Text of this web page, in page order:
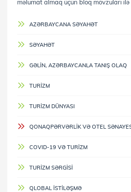
məlumat almaq üçün bloq mövzuları ilə
AZƏRBAYCANA SƏYAHƏT
SƏYAHƏT
GƏLIN, AZƏRBAYCANLA TANIŞ OLAQ
TURIZM
TURIZM DÜNYASI
QONAQPƏRVƏRLIK VƏ OTEL
COVID-19 VƏ TURIZM
TURIZM SƏRGISI
QLOBAL ISTILƏŞMƏ